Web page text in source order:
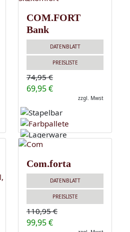
COM.FORT
Bank
DATENBLATT
PREISLISTE
74,95 €
69,95 €
zzgl. Mwst
Com.forta
DATENBLATT
PREISLISTE
110,95 €
99,95 €